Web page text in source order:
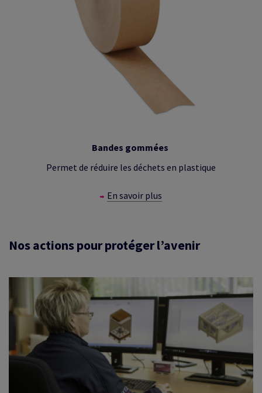
Bandes gommées
Permet de réduire les déchets en plastique
En savoir plus
Nos actions pour protéger l’avenir